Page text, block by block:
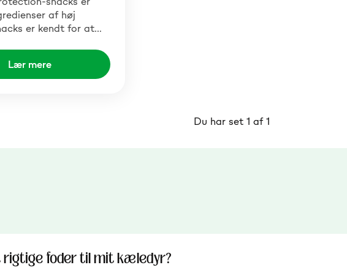
af høj
er kendt for at…
Lær mere
Du har set 1 af 1
rigtige foder til mit kæledyr?